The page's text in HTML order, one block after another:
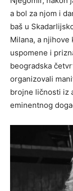
a bol za njom i
baš u
Milana, a
uspomene i
beogradska
organizovali
brojne ličnosti iz
eminentnog